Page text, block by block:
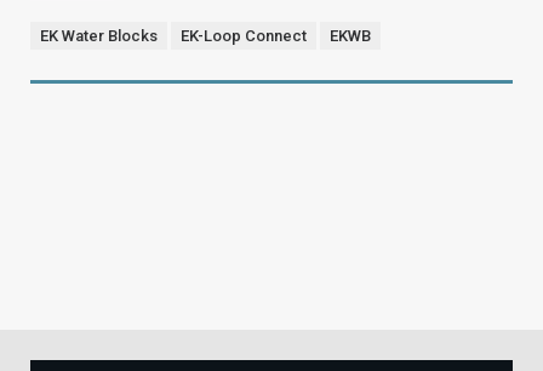
EK Water Blocks EK-Loop Connect EKWB